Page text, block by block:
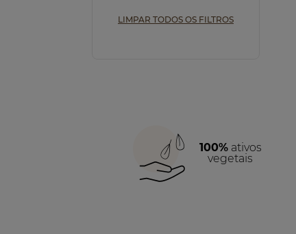
LIMPAR TODOS OS FILTROS
100%ativos
vegetais